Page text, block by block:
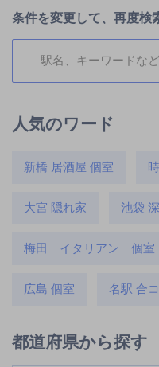
条件を変更して、再度検
人気のワード
新橋 居酒屋 個室
大宮 隠れ家 池袋
梅田 イタリアン 個室
広島 個室 名駅 合
都道府県から探す